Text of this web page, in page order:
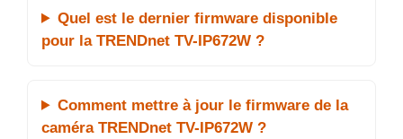
Quel est le dernier firmware disponible
pour la TRENDnet TV-IP672W ?
Comment mettre à jour le firmware de la
caméra TRENDnet TV-IP672W ?